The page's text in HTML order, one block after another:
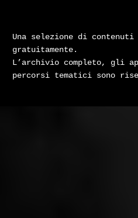
Una selezione di
gratuitamente.
L’archivio completo, gli
percorsi tematici sono